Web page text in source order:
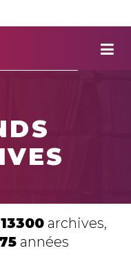
13300 archives,
années